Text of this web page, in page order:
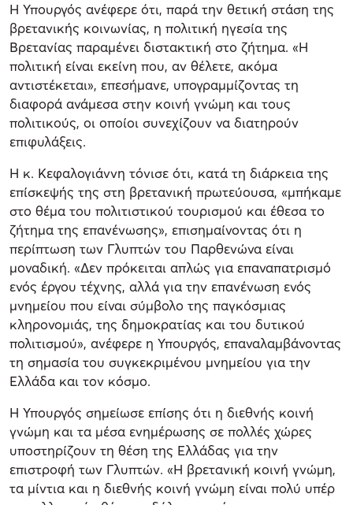
Η Υπουργός ανέφερε ότι, παρά την θετική στάση της
βρετανικής κοινωνίας, η πολιτική ηγεσία της
Βρετανίας παραμένει διστακτική στο ζήτημα. «Η
πολιτική είναι εκείνη που, αν θέλετε, ακόμα
αντιστέκεται», επεσήμανε, υπογραμμίζοντας τη
διαφορά ανάμεσα στην κοινή γνώμη και τους
πολιτικούς, οι οποίοι συνεχίζουν να διατηρούν
επιφυλάξεις.
Η κ. Κεφαλογιάννη τόνισε ότι, κατά τη διάρκεια της
επίσκεψής της στη βρετανική πρωτεύουσα, «μπήκαμε
στο θέμα του πολιτιστικού τουρισμού και έθεσα το
ζήτημα της επανένωσης», επισημαίνοντας ότι η
περίπτωση των Γλυπτών του Παρθενώνα είναι
μοναδική. «Δεν πρόκειται απλώς για επαναπατρισμό
ενός έργου τέχνης, αλλά για την επανένωση ενός
μνημείου που είναι σύμβολο της παγκόσμιας
κληρονομιάς, της δημοκρατίας και του δυτικού
πολιτισμού», ανέφερε η Υπουργός, επαναλαμβάνοντας
τη σημασία του συγκεκριμένου μνημείου για την
Ελλάδα και τον κόσμο.
Η Υπουργός σημείωσε επίσης ότι η διεθνής κοινή
γνώμη και τα μέσα ενημέρωσης σε πολλές χώρες
υποστηρίζουν τη θέση της Ελλάδας για την
επιστροφή των Γλυπτών. «Η βρετανική κοινή γνώμη,
τα μίντια και η διεθνής κοινή γνώμη είναι πολύ υπέρ